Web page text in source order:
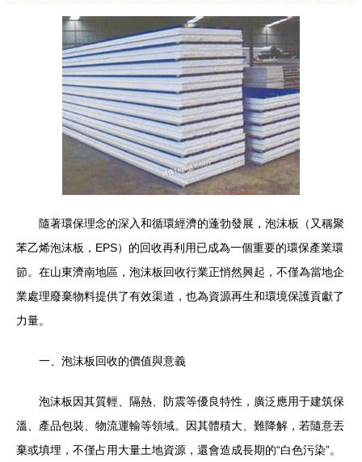
隨著環保理念的深入和循環經濟的蓬勃發展，泡沫板（又稱聚
苯乙烯泡沫板，EPS）的回收再利用已成為一個重要的環保產業環
節。在山東濟南地區，泡沫板回收行業正悄然興起，不僅為當地企
業處理廢棄物料提供了有效渠道，也為資源再生和環境保護貢獻了
力量。
一、泡沫板回收的價值與意義
泡沫板因其質輕、隔熱、防震等優良特性，廣泛應用于建筑保
溫、產品包裝、物流運輸等領域。因其體積大、難降解，若隨意丟
棄或填埋，不僅占用大量土地資源，還會造成長期的“白色污染”。